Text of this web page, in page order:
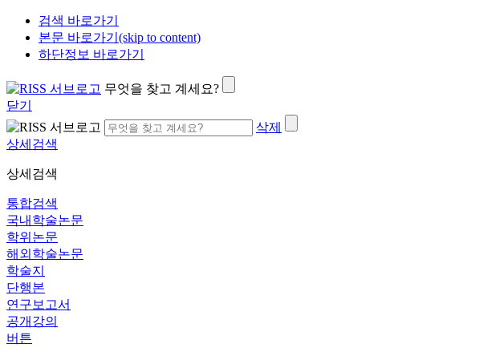
검색 바로가기
본문 바로가기(skip to content)
하단정보 바로가기
무엇을 찾고 계세요?
닫기
삭제
상세검색
상세검색
통합검색
국내학술논문
학위논문
해외학술논문
학술지
단행본
연구보고서
공개강의
버튼